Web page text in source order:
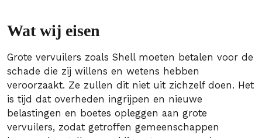
Wat wij eisen
Grote vervuilers zoals Shell moeten betalen voor de
schade die zij willens en wetens hebben
veroorzaakt. Ze zullen dit niet uit zichzelf doen. Het
is tijd dat overheden ingrijpen en nieuwe
belastingen en boetes opleggen aan grote
vervuilers, zodat getroffen gemeenschappen